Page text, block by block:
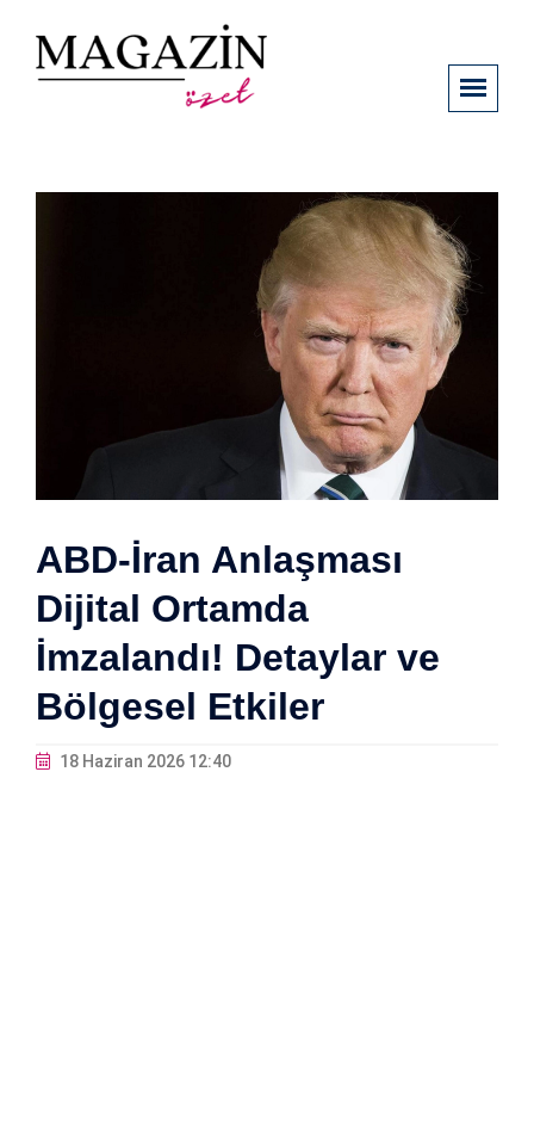
ABD-İran Anlaşması
Dijital Ortamda
İmzalandı! Detaylar ve
Bölgesel Etkiler
18 Haziran 2026 12:40